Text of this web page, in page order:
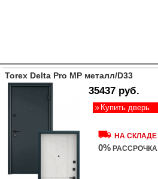
Torex Delta Pro MP металл/D33
35437 руб.
Купить дверь
НА СКЛАДЕ
0% РАССРОЧКА